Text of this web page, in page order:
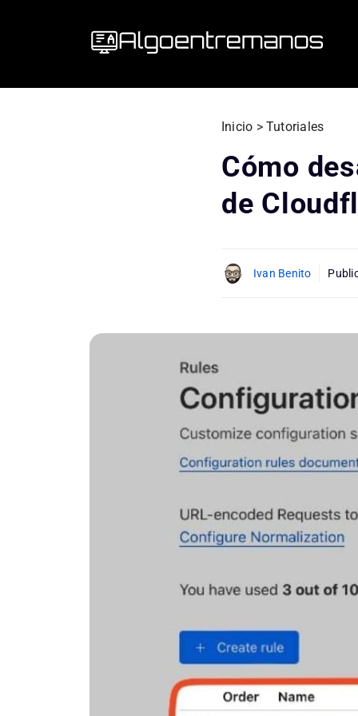
Inicio > Tutoriales
Cómo
de
Ivan Benito